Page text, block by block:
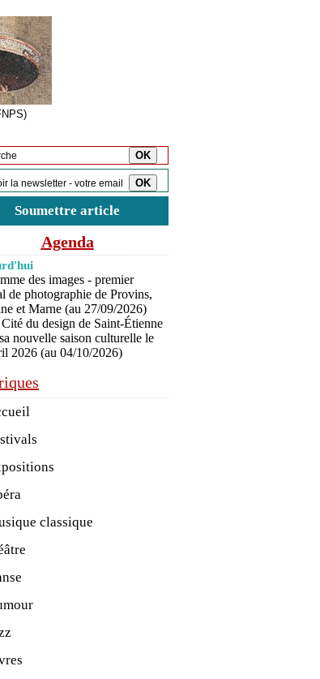
Soumettre article
Agenda
des images - premier
de photographie de Provins,
et Marne (au 27/09/2026)
du design de Saint-Étienne
nouvelle saison culturelle le
2026 (au 04/10/2026)
classique